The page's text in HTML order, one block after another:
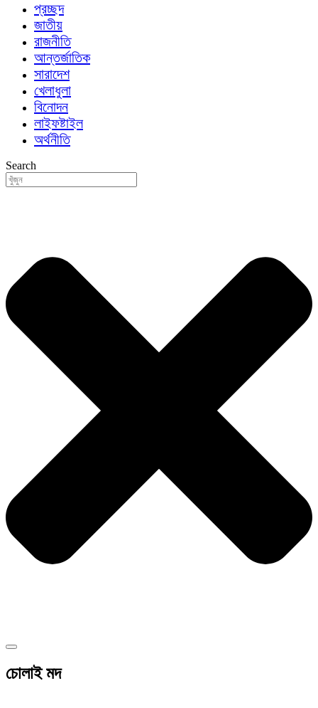
প্রচ্ছদ
জাতীয়
রাজনীতি
আন্তর্জাতিক
সারাদেশ
খেলাধুলা
বিনোদন
লাইফষ্টাইল
অর্থনীতি
Search
চোলাই মদ